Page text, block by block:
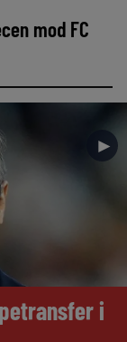
mod FC
►
i